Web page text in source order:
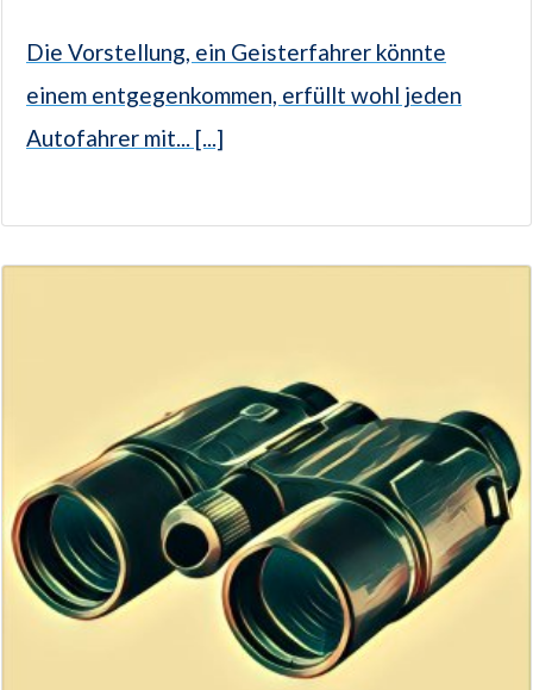
Die Vorstellung, ein Geisterfahrer könnte
einem entgegenkommen, erfüllt wohl jeden
Autofahrer mit... [...]